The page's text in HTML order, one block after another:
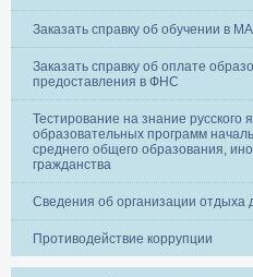
Заказать справку об обучении в
Заказать справку об оплате
предоставления в ФНС
Тестирование на знание русского
образовательных программ
среднего общего образования,
гражданства
Сведения об организации отдыха
Противодействие коррупции